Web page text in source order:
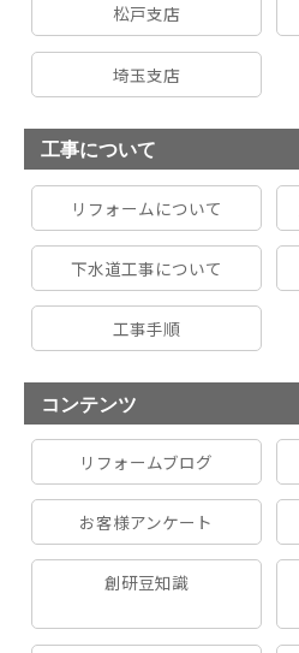
松戸支店
埼玉支店
工事について
リフォームについて
下水道工事について
工事手順
コンテンツ
リフォームブログ
お客様アンケート
創研豆知識